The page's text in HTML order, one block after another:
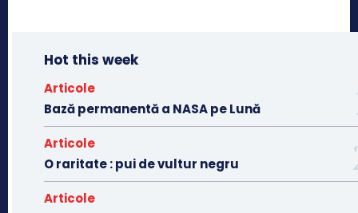
Hot this week
Articole
Bază permanentă a NASA pe Lună
Articole
O raritate : pui de vultur negru
Articole